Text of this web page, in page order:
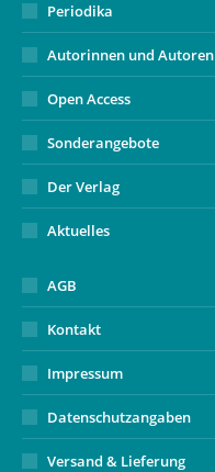
Periodika
Autorinnen und Autoren
Open Access
Sonderangebote
Der Verlag
Aktuelles
AGB
Kontakt
Impressum
Datenschutzangaben
Versand & Lieferung